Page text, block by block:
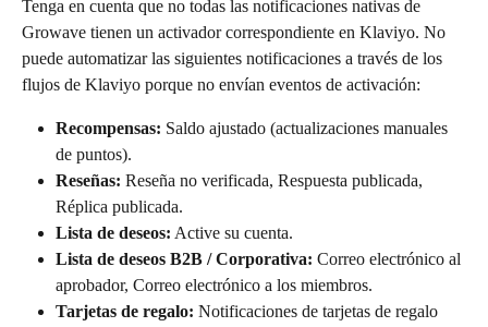
Tenga en cuenta que no todas las notificaciones nativas de
Growave tienen un activador correspondiente en Klaviyo. No
puede automatizar las siguientes notificaciones a través de los
flujos de Klaviyo porque no envían eventos de activación:
Recompensas: Saldo ajustado (actualizaciones manuales
de puntos).
Reseñas: Reseña no verificada, Respuesta publicada,
Réplica publicada.
Lista de deseos: Active su cuenta.
Lista de deseos B2B / Corporativa: Correo electrónico al
aprobador, Correo electrónico a los miembros.
Tarjetas de regalo: Notificaciones de tarjetas de regalo